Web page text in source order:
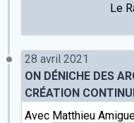
Le
28 avril 2021
ON DÉNICHE DES
CRÉATION
Avec Matthieu